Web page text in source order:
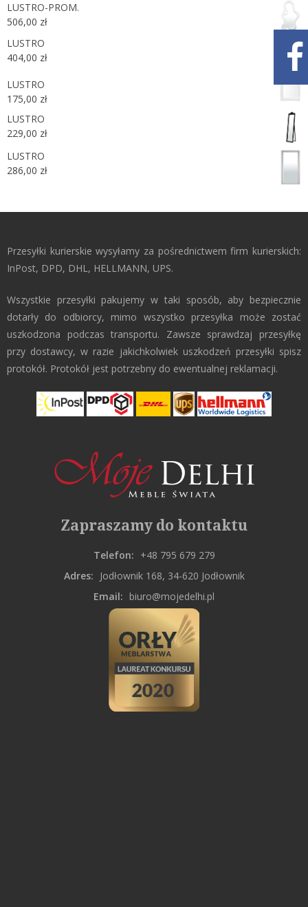
LUSTRO-PROM.
506,00 zł
LUSTRO
404,00 zł
LUSTRO
175,00 zł
LUSTRO
229,00 zł
LUSTRO
286,00 zł
Przesyłki kurierskie wysyłamy za pośrednictwem firm kurierskich:
InPost, DPD, DHL, HELLMANN, UPS.
Wszystkie przesyłki pakujemy w taki sposób, aby bezpiecznie
dotarły do odbiorcy, mimo wszystko przesyłka może zostać
uszkodzona podczas transportu. Zawsze sprawdzaj przesyłkę
przy dostawcy, w razie jakichkolwiek uszkodzeń przesyłki spisz
protokół. Protokół jest potrzebny do ewentualnej reklamacji.
Zapraszamy do kontaktu
Telefon: +48 795 679 279
Adres:
Jodłownik 168, 34-620 Jodłownik
Email: biuro@mojedelhi.pl